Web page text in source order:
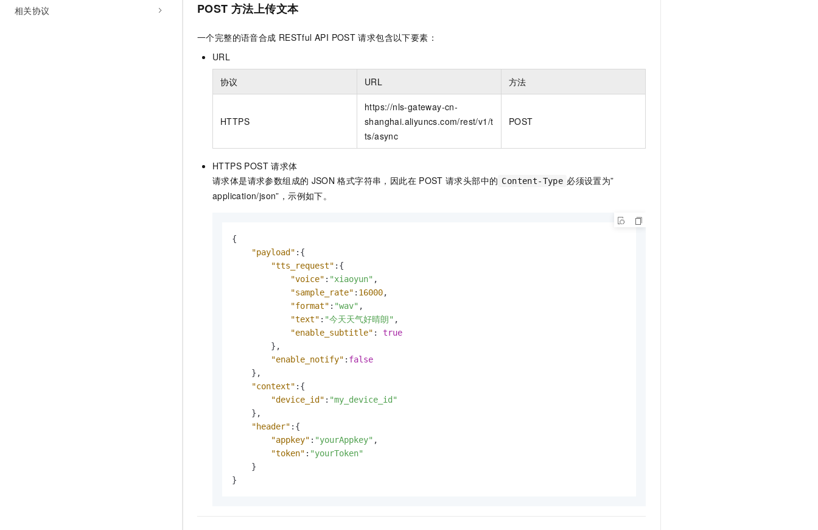
相关协议
POST 方法上传文本
一个完整的语音合成 RESTful API POST 请求包含以下要素：
URL
协议 URL 方法
HTTPS
https://nls-gateway-cn-
shanghai.aliyuncs.com/rest/v1/t
ts/async
POST
HTTPS POST 请求体
请求体是请求参数组成的 JSON 格式字符串，因此在 POST 请求头部中的 Content-Type 必须设置为”
application/json”，示例如下。
{
"payload" : {
"tts_request" : {
"voice" : "xiaoyun" ,
"sample_rate" : 16000,
"format" : "wav" ,
"text" : "今天天气好晴朗" ,
"enable_subtitle" :
true
} ,
"enable_notify" : false
} ,
"context" : {
"device_id" : "my_device_id"
} ,
"header" : {
"appkey" : "yourAppkey" ,
"token" : "yourToken"
}
}